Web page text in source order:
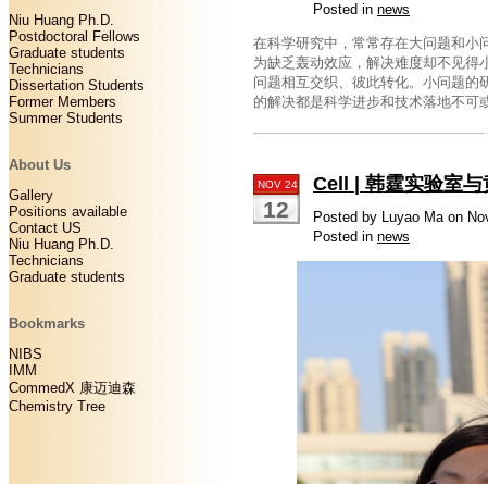
Niu Huang Ph.D.
Postdoctoral Fellows
Graduate students
Technicians
Dissertation Students
Former Members
Summer Students
About Us
Gallery
Positions available
Contact US
Niu Huang Ph.D.
Technicians
Graduate students
Bookmarks
NIBS
IMM
CommedX 康迈迪森
Chemistry Tree
Posted in news
在科学研究中，常常存在大问题和小
为缺乏轰动效应，解决难度却不见得
问题相互交织、彼此转化。小问题的
的解决都是科学进步和技术落地不可
NOV 24
12
Cell | 韩霆实验室
Posted by Luyao Ma on
Posted in news